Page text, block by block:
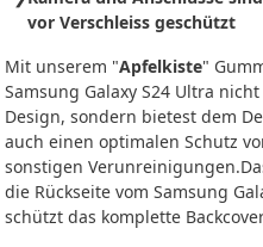
vor Verschleiss geschützt
Mit unserem "Apfelkiste"
Samsung Galaxy S24 Ultra
Design, sondern bietest dem
auch einen optimalen Schutz
sonstigen
die Rückseite vom Samsung
schützt das komplette